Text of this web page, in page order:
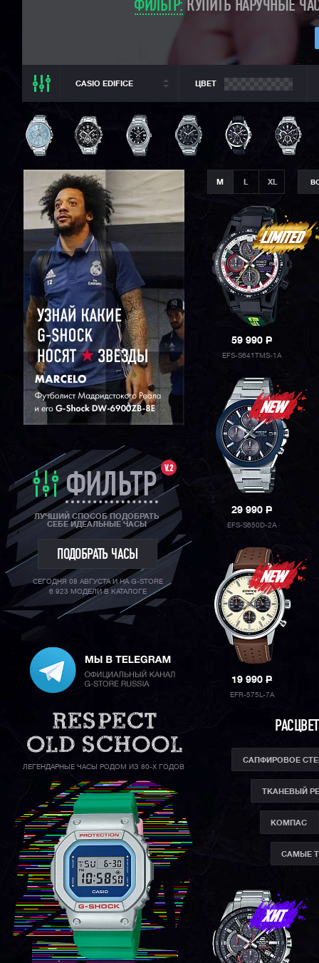
ФИЛЬТР: КУПИТЬ НАРУЧНЫЕ
CASIO EDIFICE
ВСЕ РАЗДЕЛЫ
CASIO EDIFICE
ВСЕ CASIO
CASIO G-SHOCK
CASIO BABY-G
CASIO PRO TREK
CITIZEN
SEIKO
ORIENT
ЦВЕТ
V.2
ФИЛЬТР
ЛУЧШИЙ СПОСОБ ПОДОБРАТЬ
СЕБЕ ИДЕАЛЬНЫЕ ЧАСЫ
ПОДОБРАТЬ ЧАСЫ
СЕГОДНЯ 08 АВГУСТА И НА G-STORE
6 923 МОДЕЛИ В КАТАЛОГЕ
ЛЕГЕНДАРНЫЕ ЧАСЫ РОДОМ ИЗ 80-Х ГОДОВ
M XL
59 990P
EFS-S641TMS-1A
29 990P
EFS-S650D-2A
19 990P
EFR-575L-7A
САПФИРОВОЕ
ТКАНЕВЫЙ
КОМПАС
САМЫЕ